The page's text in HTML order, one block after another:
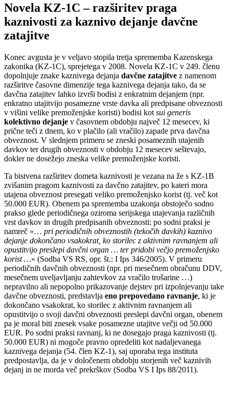
Novela KZ-1C – razširitev praga
kaznivosti za kaznivo dejanje davčne
zatajitve
Konec avgusta je v veljavo stopila tretja sprememba Kazenskega
zakonika (KZ-1C), sprejetega v 2008. Novela KZ-1C v 249. členu
dopolnjuje znake kaznivega dejanja davčne zatajitve z namenom
razširitve časovne dimenzije tega kaznivega dejanja tako, da se
davčna zatajitev lahko izvrši bodisi z enkratnim dejanjem (npr.
enkratno utajitvijo posamezne vrste davka ali predpisane obveznosti
v višini velike premoženjske koristi) bodisi kot sui generis
kolektivno dejanje v časovnem obdobju največ 12 mesecev, ki
prične teči z dnem, ko v plačilo (ali vračilo) zapade prva davčna
obveznost. V slednjem primeru se zneski posameznih utajenih
davkov ter drugih obveznosti v obdobju 12 mesecev seštevajo,
dokler ne dosežejo zneska velike premoženjske koristi.
Ta bistvena razširitev dometa kaznivosti je vezana na že s KZ-1B
zvišanim pragom kaznivosti za davčno zatajitev, po kateri mora
utajena obveznost presegati veliko premoženjsko korist (tj. več kot
50.000 EUR). Obenem pa sprememba uzakonja obstoječo sodno
prakso glede periodičnega oziroma serijskega utajevanja različnih
vrst davkov in drugih predpisanih obveznosti; po sodni praksi je
namreč »… pri periodičnih obveznostih (tekočih davkih) kaznivo
dejanje dokončano vsakokrat, ko storilec z aktivnim ravnanjem ali
opustitvijo preslepi davčni organ … ter pridobi večjo premoženjsko
korist …« (Sodba VS RS, opr. št.: I Ips 346/2005). V primeru
periodičnih davčnih obveznosti (npr. pri mesečnem obračunu DDV,
mesečnem uveljavljanju zahtevkov za vračilo trošarine …)
nepravilno ali nepopolno prikazovanje dejstev pri izpolnjevanju take
davčne obveznosti, predstavlja eno prepovedano ravnanje, ki je
dokončano vsakokrat, ko storilec z aktivnim ravnanjem ali
opustitvijo o svoji davčni obveznosti preslepi davčni organ, obenem
pa je moral biti znesek vsake posamezne utajitve večji od 50.000
EUR. Po sodni praksi ravnanj, ki ne dosegajo praga kaznivosti (tj.
50.000 EUR) ni mogoče pravno opredeliti kot nadaljevanega
kaznivega dejanja (54. člen KZ-1), saj uporaba tega instituta
predpostavlja, da je v določenem obdobju storjenih več kaznivih
dejanj in ne morda več prekrškov (Sodba VS I Ips 88/2011).